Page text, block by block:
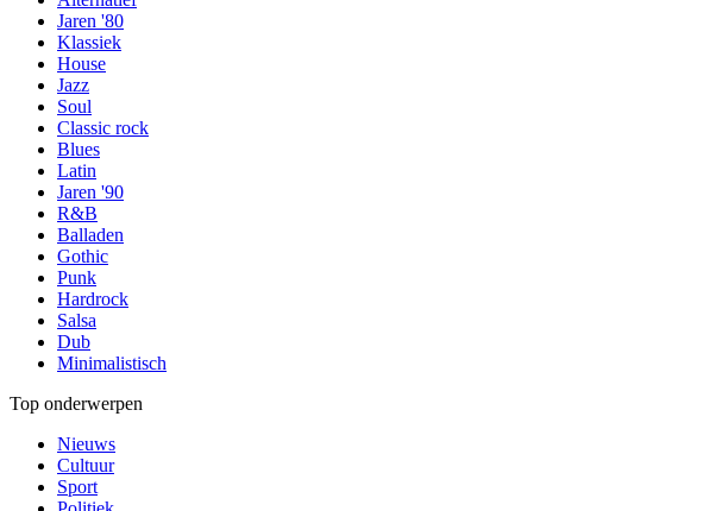
Jaren '80
Klassiek
House
Jazz
Soul
Classic rock
Blues
Latin
Jaren '90
R&B
Balladen
Gothic
Punk
Hardrock
Salsa
Dub
Minimalistisch
Top onderwerpen
Nieuws
Cultuur
Sport